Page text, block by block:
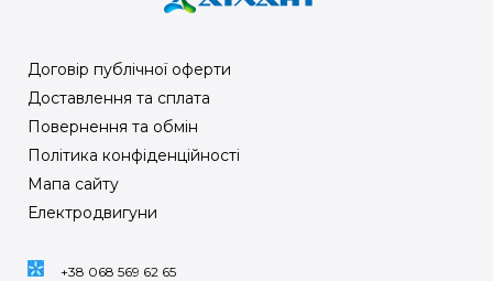
Договір публічної оферти
Доставлення та сплата
Повернення та обмін
Політика конфіденційності
Мапа сайту
Електродвигуни
+38 068 569 62 65